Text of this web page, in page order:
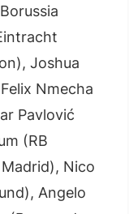
Joshua
Nmecha
Pavlović
(RB
Nico
Angelo